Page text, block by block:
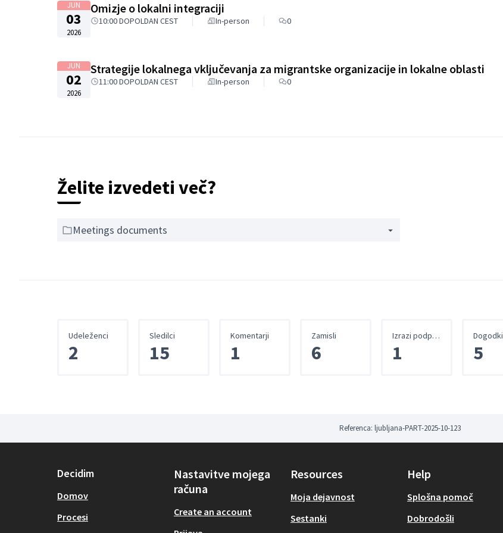
JUN
03
2026
Omizje o lokalni integraciji
10:00 DOPOLDAN CEST In-person 0
JUN
02
2026
Strategije lokalnega vključevanja za migrantske organizacije in lokalne oblasti
11:00 DOPOLDAN CEST In-person 0
Želite izvedeti več?
Meetings documents
Udeleženci
2
Sledilci
15
Komentarji
1
Zamisli
6
Izrazi podpore
1
Dogodki
5
Referenca: ljubljana-PART-2025-10-123
Decidim
Domov
Procesi
Nastavitve mojega
računa
Create an account
Resources
Moja dejavnost
Sestanki
Help
Splošna pomoč
Dobrodošli